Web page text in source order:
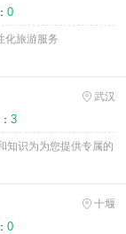
0
化旅游服务
武汉
3
知识为为您提供专属的
十堰
0